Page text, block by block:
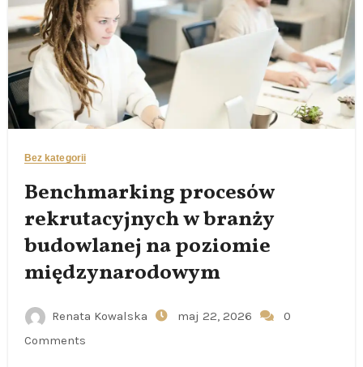
Bez kategorii
Benchmarking procesów
rekrutacyjnych w branży
budowlanej na poziomie
międzynarodowym
Renata Kowalska maj 22, 2026
0
Comments